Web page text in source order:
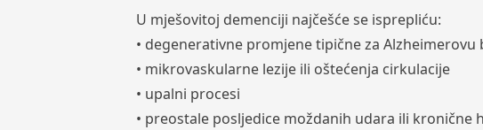
U mješovitoj demenciji najčešće se isprepliću:
• degenerativne promjene tipične za Alzheimerovu
• mikrovaskularne lezije ili oštećenja cirkulacije
• upalni procesi
• preostale posljedice moždanih udara ili kronične